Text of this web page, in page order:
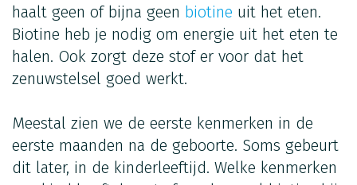
haalt geen of bijna geen biotine uit het eten.
Biotine heb je nodig om energie uit het eten te
halen. Ook zorgt deze stof er voor dat het
zenuwstelsel goed werkt.
Meestal zien we de eerste kenmerken in de
eerste maanden na de geboorte. Soms gebeurt
dit later, in de kinderleeftijd. Welke kenmerken